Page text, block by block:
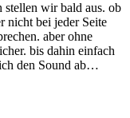
stellen wir bald aus. ob
nicht bei jeder Seite
aber ohne
bis dahin einfach
den Sound ab…